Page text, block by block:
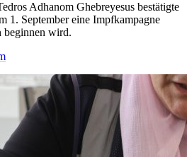
Adhanom Ghebreyesus bestätigte
1. September eine Impfkampagne
beginnen wird.